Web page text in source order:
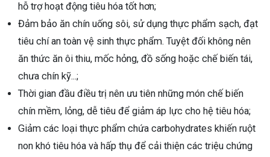
hỗ trợ hoạt động tiêu hóa tốt hơn;
Đảm bảo ăn chín uống sôi, sử dụng thực phẩm sạch, đạt
tiêu chí an toàn vệ sinh thực phẩm. Tuyệt đối không nên
ăn thức ăn ôi thiu, mốc hỏng, đồ sống hoặc chế biến tái,
chưa chín kỹ...;
Thời gian đầu điều trị nên ưu tiên những món chế biến
chín mềm, lỏng, dễ tiêu để giảm áp lực cho hệ tiêu hóa;
Giảm các loại thực phẩm chứa carbohydrates khiến ruột
non khó tiêu hóa và hấp thụ để cải thiện các triệu chứng